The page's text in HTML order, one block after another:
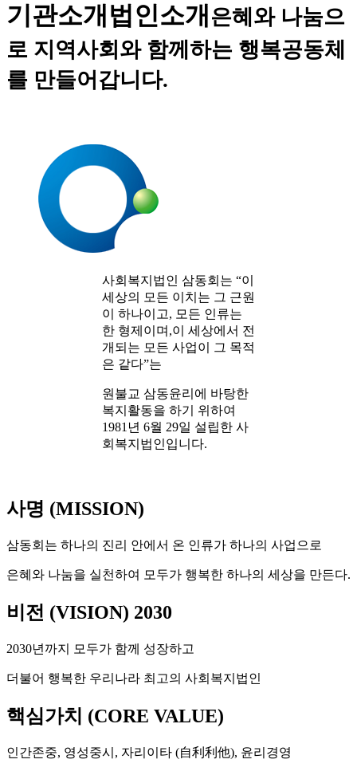
기관소개법인소개은혜와 나눔으
로 지역사회와 함께하는 행복공동체
를 만들어갑니다.
사회복지법인 삼동회는 “이
세상의 모든 이치는 그 근원
이 하나이고, 모든 인류는
한 형제이며,이 세상에서 전
개되는 모든 사업이 그 목적
은 같다”는
원불교 삼동윤리에 바탕한
복지활동을 하기 위하여
1981년 6월 29일 설립한 사
회복지법인입니다.
사명 (MISSION)
삼동회는 하나의 진리 안에서 온 인류가 하나의 사업으로
은혜와 나눔을 실천하여 모두가 행복한 하나의 세상을 만든다.
비전 (VISION) 2030
2030년까지 모두가 함께 성장하고
더불어 행복한 우리나라 최고의 사회복지법인
핵심가치 (CORE VALUE)
인간존중, 영성중시, 자리이타 (自利利他), 윤리경영